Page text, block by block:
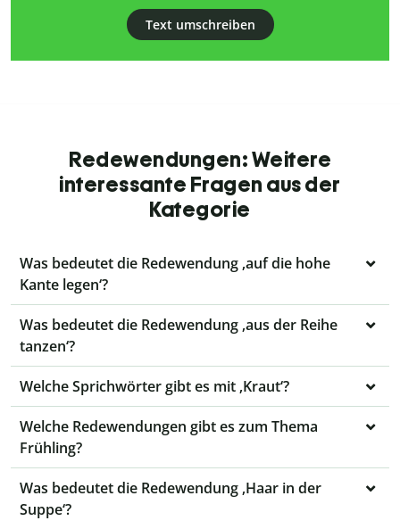
Text umschreiben
Redewendungen: Weitere
interessante Fragen aus der
Kategorie
Was bedeutet die Redewendung ‚auf die hohe
Kante legen‘?
Was bedeutet die Redewendung ‚aus der Reihe
tanzen‘?
Welche Sprichwörter gibt es mit ‚Kraut‘?
Welche Redewendungen gibt es zum Thema
Frühling?
Was bedeutet die Redewendung ‚Haar in der
Suppe‘?